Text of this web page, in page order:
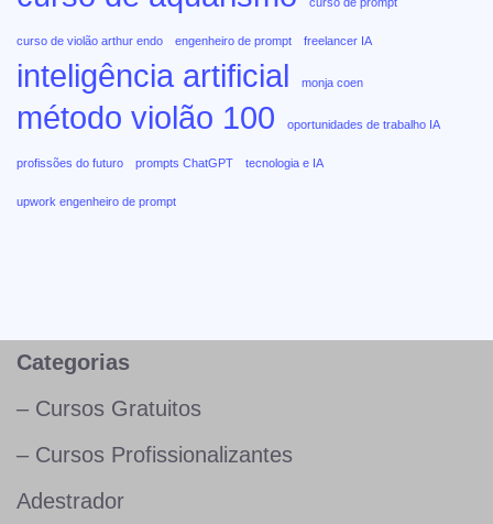
curso de violão arthur endo engenheiro de prompt freelancer IA
inteligência artificial monja coen
método violão 100 oportunidades de trabalho IA
profissões do futuro prompts ChatGPT tecnologia e IA
upwork engenheiro de prompt
Categorias
– Cursos Gratuitos
– Cursos Profissionalizantes
Adestrador